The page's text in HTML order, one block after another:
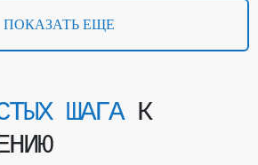
ПОКАЗАТЬ ЕЩЕ
ШАГАК